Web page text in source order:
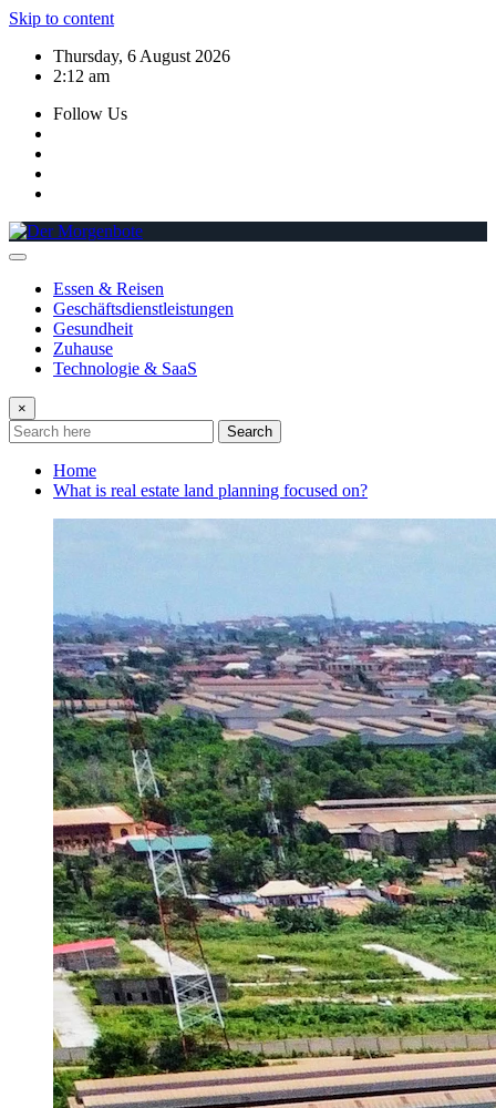
Skip to content
Thursday, 6 August 2026
2:12 am
Follow Us
Essen & Reisen
Geschäftsdienstleistungen
Gesundheit
Zuhause
Technologie & SaaS
×
Search
Home
What is real estate land planning focused on?